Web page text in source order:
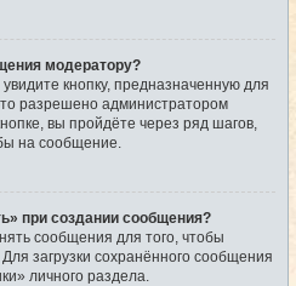
модератору?
кнопку, предназначенную для
разрешено администратором
вы пройдёте через ряд шагов,
на сообщение.
при создании сообщения?
сообщения для того, чтобы
загрузки сохранённого сообщения
личного раздела.